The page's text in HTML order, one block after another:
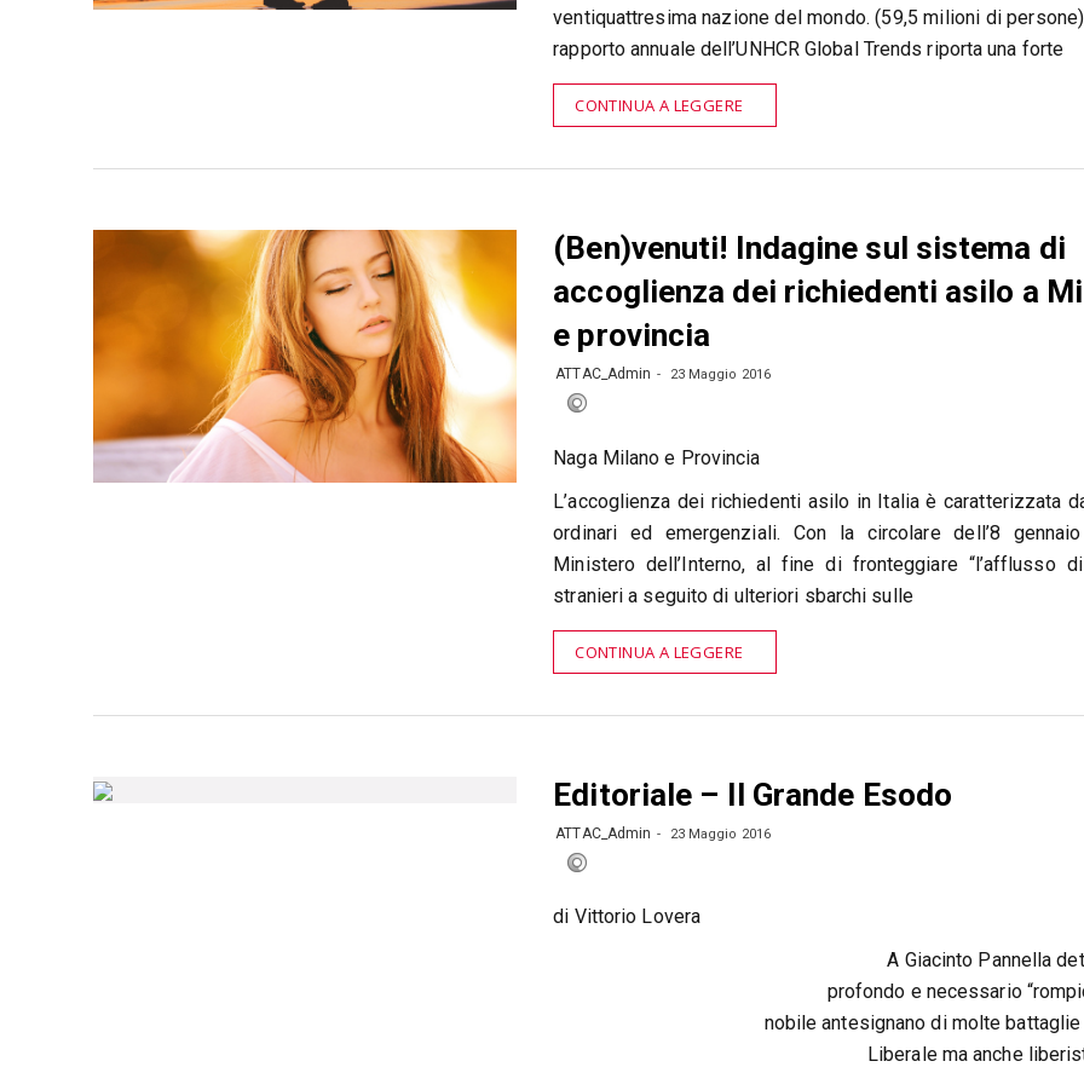
ventiquattresima nazione del mondo. (59,5 milioni di
rapporto annuale dell’UNHCR Global Trends riporta una forte
CONTINUA A LEGGERE
(Ben)venuti! Indagine sul sistema di
accoglienza dei richiedenti asilo a
e provincia
ATTAC_Admin 23 Maggio 2016
Naga Milano e Provincia
L’accoglienza dei richiedenti asilo in Italia è caratterizzata
ordinari ed emergenziali. Con la circolare dell’8
Ministero dell’Interno, al fine di fronteggiare “l’afflusso
stranieri a seguito di ulteriori sbarchi sulle
CONTINUA A LEGGERE
Editoriale – Il Grande Esodo
ATTAC_Admin 23 Maggio 2016
di Vittorio Lovera
A Giacinto Pannella
profondo e necessario
nobile antesignano di molte
Liberale ma anche